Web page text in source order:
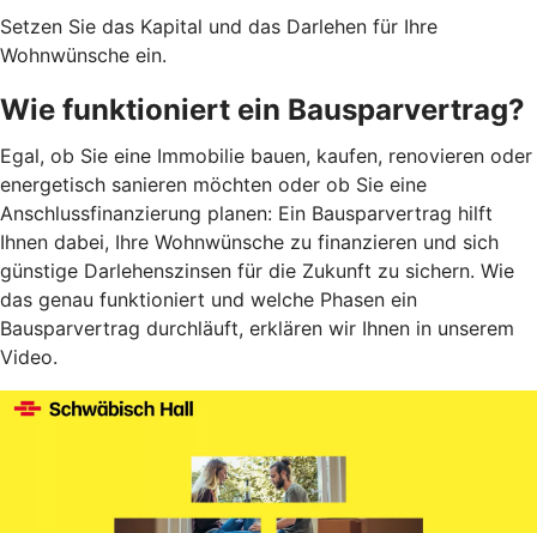
Setzen Sie das Kapital und das Darlehen für Ihre
Wohnwünsche ein.
Wie funktioniert ein Bausparvertrag?
Egal, ob Sie eine Immobilie bauen, kaufen, renovieren oder
energetisch sanieren möchten oder ob Sie eine
Anschlussfinanzierung planen: Ein Bausparvertrag hilft
Ihnen dabei, Ihre Wohnwünsche zu finanzieren und sich
günstige Darlehenszinsen für die Zukunft zu sichern. Wie
das genau funktioniert und welche Phasen ein
Bausparvertrag durchläuft, erklären wir Ihnen in unserem
Video.